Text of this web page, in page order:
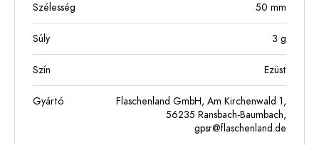
Szélesség 50 mm
Súly 3 g
Szín Ezüst
Gyártó
Flaschenland GmbH, Am Kirchenwald 1,
56235 Ransbach-Baumbach,
gpsr@flaschenland.de